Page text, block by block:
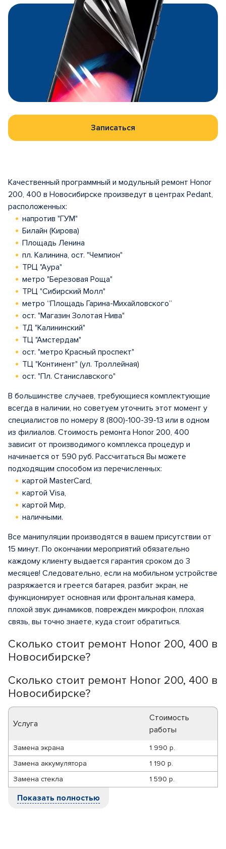
Записаться
Сколько стоит ремонт Honor 200, 400 в
Новосибирске?
Сколько стоит ремонт Honor 200, 400 в
Новосибирске?
Услуга
Стоимость
работы
Замена экрана
1 990 р.
Замена аккумулятора
1 190 р.
Замена стекла
1 590 р.
Показать полностью
Качественный программный и модульный ремонт Honor
200, 400 в Новосибирске произведут в центрах Pedant,
расположенных:
напротив "ГУМ"
Билайн (Кирова)
Площадь Ленина
пл. Калинина, ост. "Чемпион"
ТРЦ "Аура"
метро "Березовая Роща"
ТРЦ "Сибирский Молл"
метро “Площадь Гарина-Михайловского”
ост. "Магазин Золотая Нива"
ТД "Калининский"
ТЦ "Амстердам"
ост. "метро Красный проспект"
ТЦ "Континент" (ул. Троллейная)
ост. "Пл. Станиславского"
В большинстве случаев, требующиеся комплектующие
всегда в наличии, но советуем уточнить этот момент у
специалистов по номеру 8 (800)-100-39-13 или в одном
из филиалов. Стоимость ремонта Honor 200, 400
зависит от производимого комплекса процедур и
начинается от 590 руб. Рассчитаться Вы можете
подходящим способом из перечисленных:
картой MasterCard,
картой Visa,
картой Мир,
наличными.
Все манипуляции производятся в вашем присутствии от
15 минут. По окончании мероприятий обязательно
каждому клиенту выдается гарантия сроком до 3
месяцев! Следовательно, если на мобильном устройстве
разряжается и греется батарея, разбит экран, не
функционирует основная или фронтальная камера,
плохой звук динамиков, поврежден микрофон, плохая
связь, вы точно знаете, куда стоит обратиться.